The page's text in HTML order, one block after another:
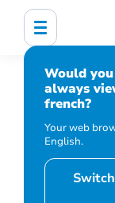
Would
always
french?
Your web
English.
Accueil
Programmation
et activités